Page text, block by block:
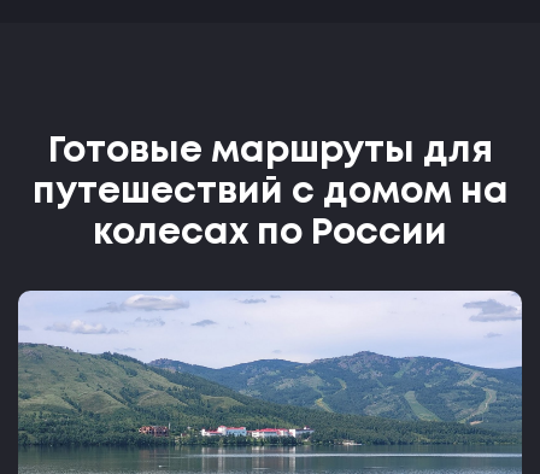
Готовые маршруты для
путешествий с домом на
колесах по России